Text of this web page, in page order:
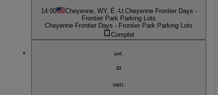
14:00 Cheyenne, WY, É.-U. Cheyenne Frontier Days -
Frontier Park Parking Lots
Cheyenne Frontier Days - Frontier Park Parking Lots
Complet
juil.
23
ven.